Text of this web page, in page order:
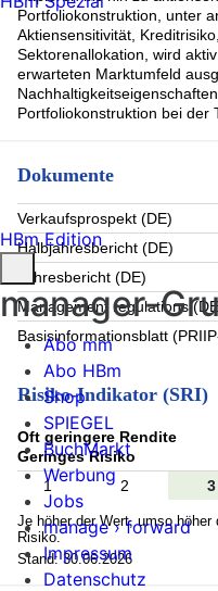
Legrand Sa 1 1/2
Hon Hai Precision Ind.
(1.25%)
ONTO 0 06/31 144A
Rest (60.01%)
Portfoliokonstruktion, unter
Aktiensensitivität,
Sektorenallokation, wird
erwarteten Marktumfeld
Portfoliokonstruktion bei der
Dokumente
Verkaufsprospekt (DE)
Halbjahresbericht (DE)
Jahresbericht (DE)
Management regulations
Basisinformationsblatt
Risiko-Indikator (SRI)
Oft geringere Rendite
Geringes Risiko
1
2 3
Je höher der Wert, umso
Risiko.
Stand: 30.06.2026
HBm Edition
manager-
Abo mm
Abo HBm
Shop
SPIEGEL
BuchMarkt
Werbung
Jobs
manage › forward
Impressum
Datenschutz